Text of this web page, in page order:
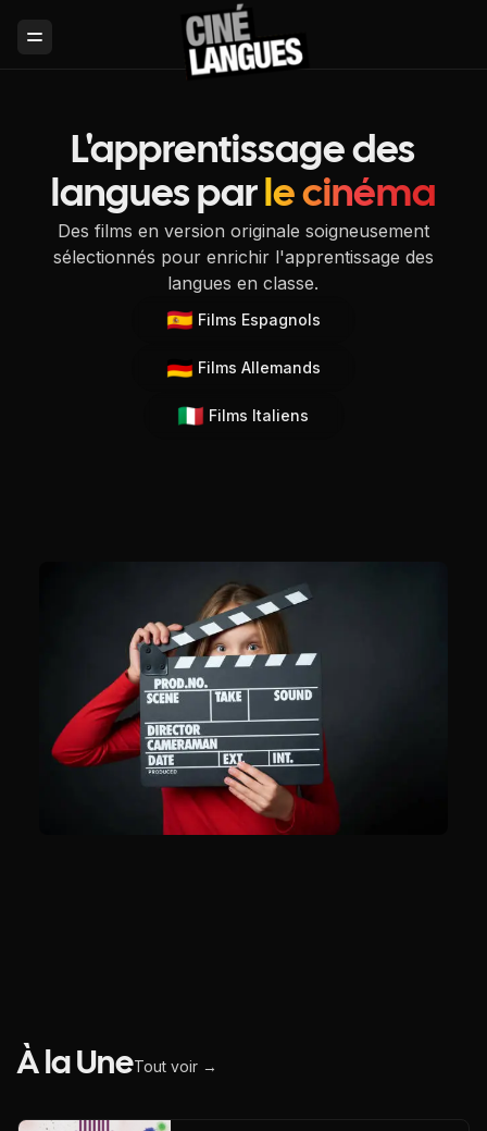
Toggle Menu
L'apprentissage des
langues par le cinéma
Des films en version originale soigneusement
sélectionnés pour enrichir l'apprentissage des
langues en classe.
🇪🇸 Films Espagnols
🇩🇪 Films Allemands
🇮🇹 Films Italiens
À la UneTout voir →